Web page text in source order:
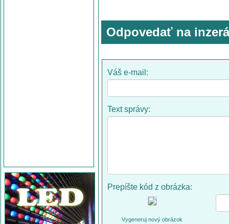
Odpovedať na
Váš e-mail:
Text správy:
Prepíšte kód z obrázka:
Vygeneruj nový obrázok